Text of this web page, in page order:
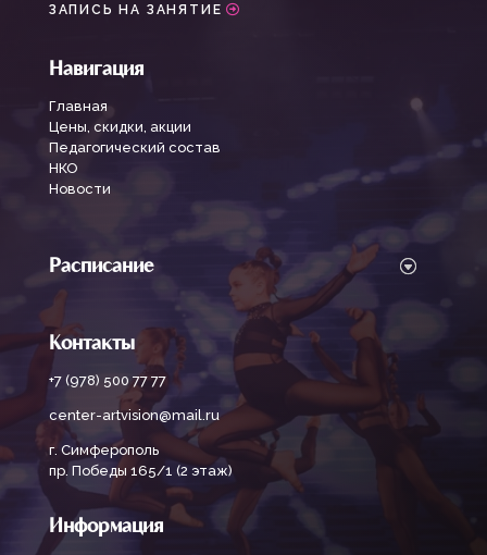
ЗАПИСЬ НА ЗАНЯТИЕ
Навигация
Главная
Цены, скидки, акции
Педагогический состав
НКО
Новости
Расписание
Контакты
+7 (978) 500 77 77
center-artvision@mail.ru
г. Симферополь
пр. Победы 165/1 (2 этаж)
Информация